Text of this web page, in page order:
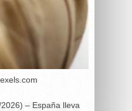
– España lleva